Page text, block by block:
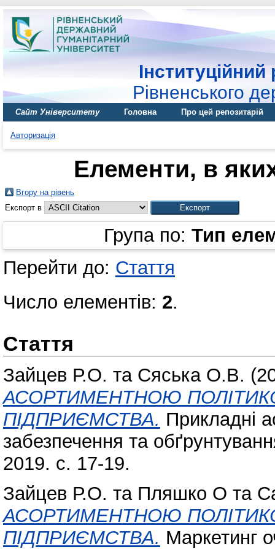
Інституційний
Рівненського
Сайт Університету Головна Про цей репозитарій
Авторизація
Елементи, в
Вгору на рівень
Експорт в
Група по: Тип
Перейти до: Стаття
Число елементів: 2.
Стаття
Зайцев Р.О. та Сяська О.В.
АСОРТИМЕНТНОЮ
ПІДПРИЄМСТВА. Прикладні
забезпечення та
2019. с. 17-19.
Зайцев Р.О. та Пляшко О та
АСОРТИМЕНТНОЮ
ПІДПРИЄМСТВА. Маркетинг